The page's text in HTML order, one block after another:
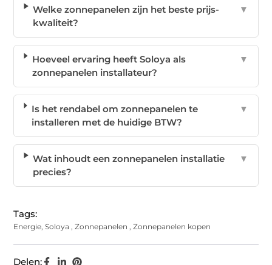
Welke zonnepanelen zijn het beste prijs-
kwaliteit?
▼
Hoeveel ervaring heeft Soloya als
zonnepanelen installateur?
▼
Is het rendabel om zonnepanelen te
installeren met de huidige BTW?
▼
Wat inhoudt een zonnepanelen installatie
precies?
▼
Tags:
Energie,Soloya ,Zonnepanelen ,Zonnepanelen kopen
Delen: